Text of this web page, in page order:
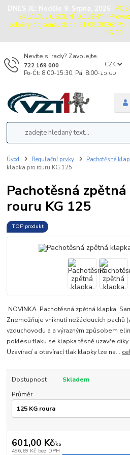
DNES JE: Neděle 9. Srpna, 2026 |
SKLADU / OSOBNÍ ODBĚRY -
odběry objednávek do 31.08.2026: Po
15:00
CZK
Nevíte si rady? Zavolejte.
722 169 000
Po-Čt: 8:00-15:30, Pá: 8:00-15:00
Úvod Regulační prvky Pachotěsné
klapka pro rouru KG 125
Pachotěsná
rouru KG 125
TOP produkt
NOVINKA Pachotěsná zpětná klapka
Znemožňuje vniknutí nežádoucích pachů
vzduchovodu a a výrazným způsobem
poklesu tlaku se klapka těsně uzavře
Uzavírací a otevírací tlak klapky lze na...
Dostupnost
Skladem
Průměr
601,00 Kč/ks
496,69 Kč bez DPH